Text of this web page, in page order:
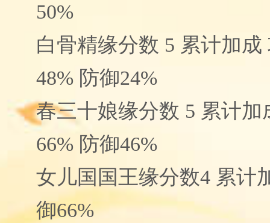
50%
白骨精缘分数 5 累计加成
48% 防御24%
春三十娘缘分数 5 累计加
66% 防御46%
女儿国国王缘分数4 累计
御66%